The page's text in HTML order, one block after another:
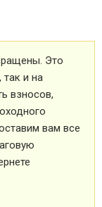
Это
так и на
взносов,
вам все